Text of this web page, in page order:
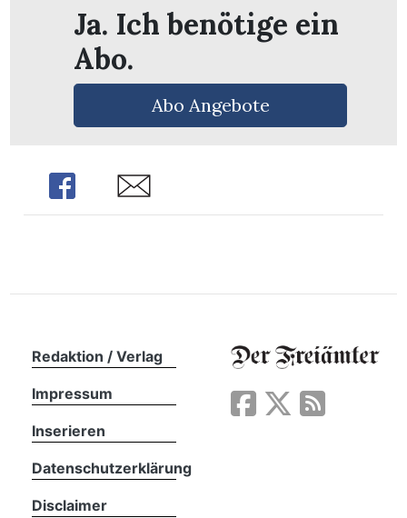
Ja. Ich benötige ein
Abo.
Abo Angebote
Share Share
Redaktion / Verlag
Impressum
Inserieren
Datenschutzerklärung
Disclaimer